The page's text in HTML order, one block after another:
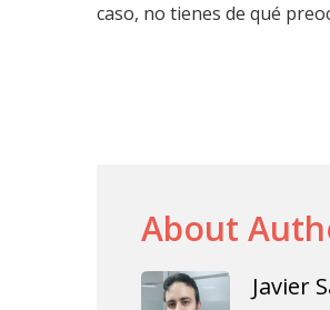
caso, no tienes de qué
About
Javier